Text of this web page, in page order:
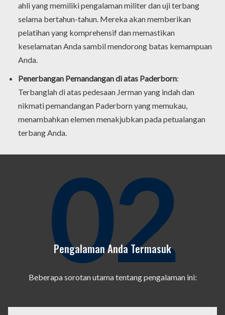
ahli yang memiliki pengalaman militer dan uji terbang
selama bertahun-tahun. Mereka akan memberikan
pelatihan yang komprehensif dan memastikan
keselamatan Anda sambil mendorong batas kemampuan
Anda.
Penerbangan Pemandangan di atas Paderborn:
Terbanglah di atas pedesaan Jerman yang indah dan
nikmati pemandangan Paderborn yang memukau,
menambahkan elemen menakjubkan pada petualangan
terbang Anda.
02
Pengalaman Anda Termasuk
Beberapa sorotan utama tentang pengalaman ini: